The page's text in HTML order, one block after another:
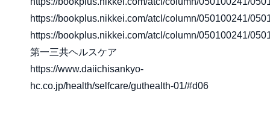
https://bookplus.nikkei.com/atcl/column/050100241/
https://bookplus.nikkei.com/atcl/column/050100241/
第一三共ヘルスケア
https://www.daiichisankyo-
hc.co.jp/health/selfcare/guthealth-01/#d06